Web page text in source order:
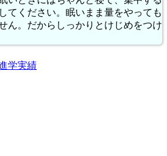
てください。眠いまま量をやっても
ん。だからしっかりとけじめをつけ
学実績